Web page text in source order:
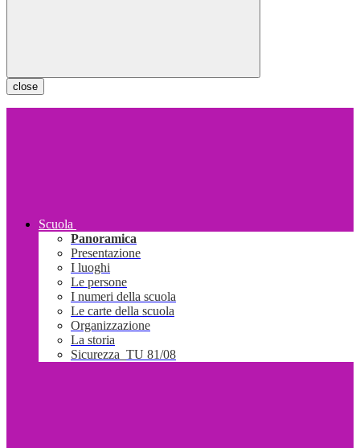
close
Scuola
Panoramica
Presentazione
I luoghi
Le persone
I numeri della scuola
Le carte della scuola
Organizzazione
La storia
Sicurezza_TU 81/08